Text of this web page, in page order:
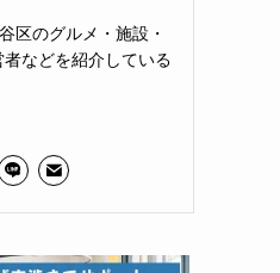
区のグルメ・施設・
などを紹介している